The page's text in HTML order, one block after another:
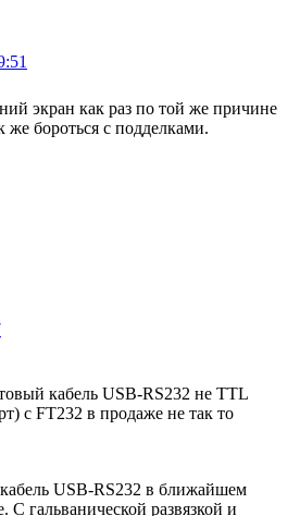
экран как раз по той же причине
бороться с подделками.
кабель USB-RS232 не TTL
с FT232 в продаже не так то
USB-RS232 в ближайшем
гальванической развязкой и